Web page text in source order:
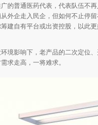
的普通医药代表，代表队伍不
外企走入民企，但如何不止停
建自有平台或出资控股，以此更
境影响下，老产品的二次定位
求走高，一将难求。